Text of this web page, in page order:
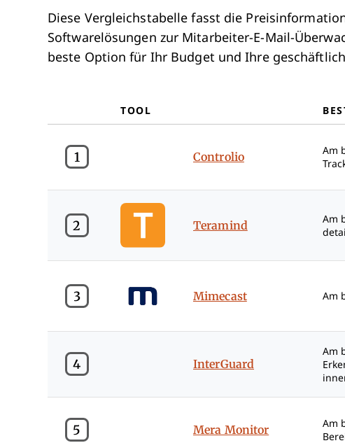
Diese Vergleichstabelle fasst die
Softwarelösungen zur Mitarbeiter-E-Mail-
beste Option für Ihr Budget und Ihre
TOOL
1 Controlio
Am
2 Teramind
Am
3 Mimecast Am
4 InterGuard
Am
5 Mera Monitor
Am